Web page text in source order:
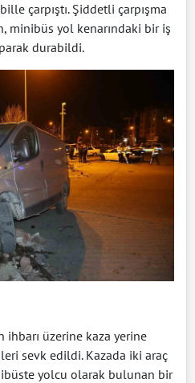
çarpıştı. Şiddetli çarpışma
minibüs yol kenarındaki bir iş
durabildi.
ihbarı üzerine kaza yerine
sevk edildi. Kazada iki araç
yolcu olarak bulunan bir